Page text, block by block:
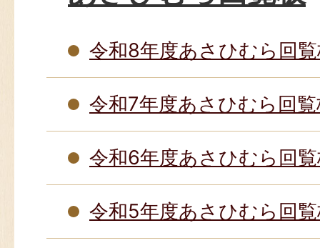
令和8年度あさひむら回
令和7年度あさひむら回
令和6年度あさひむら回
令和5年度あさひむら回